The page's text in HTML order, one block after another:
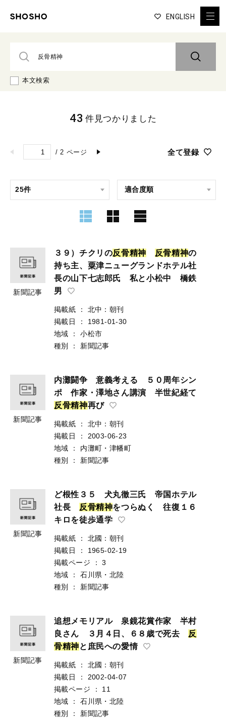
ENGLISH
本文検索
/ 2 ページ 全て登録
43 件見つかりました
新聞記事
３９）チクリの反骨精神 反骨精神の
持ち主、粟津ニューグランドホテル社
長の山下七志郎氏 私と小松中 橋鉄
男
掲載紙 ：
北中：朝刊
掲載日
：
1981-01-30
地域
：
小松市
種別
： 新聞記事
新聞記事
内灘闘争 意義考える ５０周年シン
ポ 作家・澤地さん講演 半世紀経て
反骨精神再び
掲載紙 ：
北中：朝刊
掲載日
：
2003-06-23
地域
：
内灘町・津幡町
種別
： 新聞記事
新聞記事
ど根性３５ 犬丸徹三氏 帝国ホテル
社長
反骨精神をつらぬく 往復１６
キロを徒歩通学
掲載紙 ：
北國：朝刊
掲載日
：
1965-02-19
掲載ページ
：
3
地域
：
石川県・北陸
種別
： 新聞記事
新聞記事
追想メモリアル 泉鏡花賞作家 半村
良さん ３月４日、６８歳で死去
反
骨精神と庶民への愛情
掲載紙 ：
北國：朝刊
掲載日
：
2002-04-07
掲載ページ
：
11
地域
：
石川県・北陸
種別
： 新聞記事